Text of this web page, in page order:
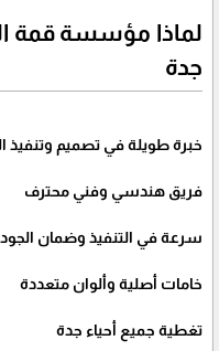
لماذا مؤسسة قمة
جدة
خبرة طويلة في تصميم وتنفيذ
فريق هندسي وفني محترف
سرعة في التنفيذ وضمان
خامات أصلية وألوان متعددة
تغطية جميع أحياء جدة